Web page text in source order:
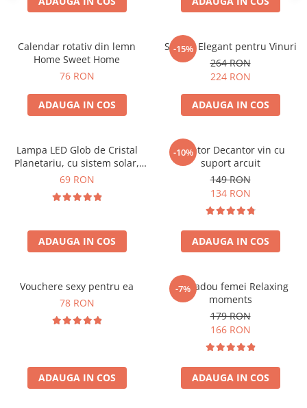
Calendar rotativ din lemn
Home Sweet Home
76 RON
ADAUGA IN COS
-15%
Suport Elegant pentru Vinuri
264 RON
224 RON
ADAUGA IN COS
Lampa LED Glob de Cristal
Planetariu, cu sistem solar,
cadou captivant
69 RON
ADAUGA IN COS
-10%
Aerator Decantor vin cu
suport arcuit
149 RON
134 RON
ADAUGA IN COS
Vouchere sexy pentru ea
78 RON
ADAUGA IN COS
-7%
Set cadou femei Relaxing
moments
179 RON
166 RON
ADAUGA IN COS